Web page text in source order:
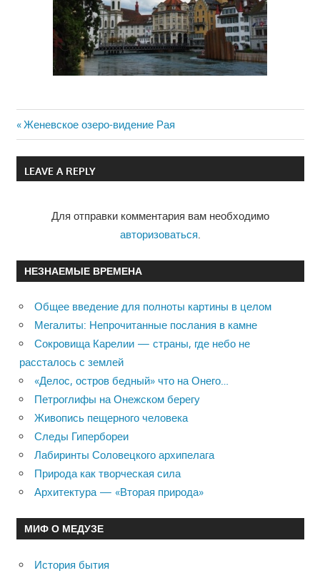
Навигация
по
Previous
Post:
Женевское озеро-видение Рая
LEAVE A REPLY
Для отправки комментария вам необходимо
авторизоваться.
НЕЗНАЕМЫЕ ВРЕМЕНА
Общее введение для полноты картины в целом
Мегалиты: Непрочитанные послания в камне
Сокровища Карелии — страны, где небо не
рассталось с землей
«Делос, остров бедный» что на Онего…
Петроглифы на Онежском берегу
Живопись пещерного человека
Следы Гипербореи
Лабиринты Соловецкого архипелага
Природа как творческая сила
Архитектура — «Вторая природа»
МИФ О МЕДУЗЕ
История бытия